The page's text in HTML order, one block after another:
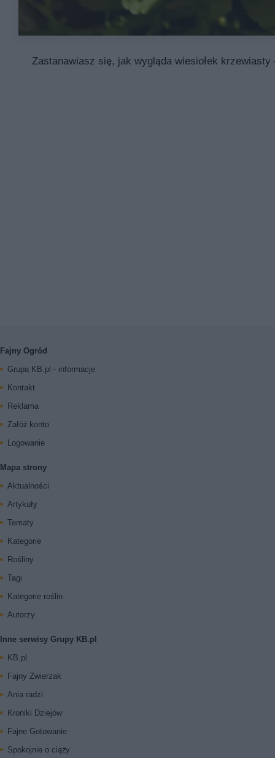
Zastanawiasz się, jak wygląda wiesiołek
Fajny Ogród
Grupa KB.pl - informacje
Kontakt
Reklama
Załóż konto
Logowanie
Mapa strony
Aktualności
Artykuły
Tematy
Kategorie
Rośliny
Tagi
Kategorie roślin
Autorzy
Inne serwisy Grupy KB.pl
KB.pl
Fajny Zwierzak
Ania radzi
Kroniki Dziejów
Fajne Gotowanie
Spokojnie o ciąży